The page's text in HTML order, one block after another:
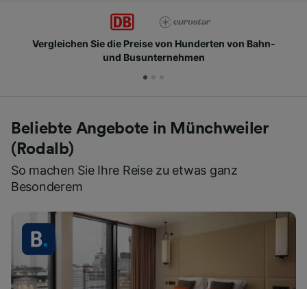
Vergleichen Sie die Preise von Hunderten von Bahn-
und Busunternehmen
Beliebte Angebote in Münchweiler
(Rodalb)
So machen Sie Ihre Reise zu etwas ganz
Besonderem